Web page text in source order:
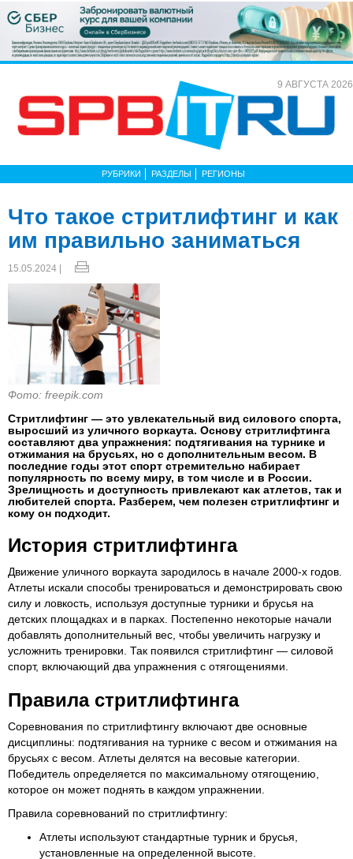
9 АВГУСТА 2026
РУБРИКИ РАЗДЕЛЫ РЕГИОНЫ
Что такое стритлифтинг и как
им правильно заниматься
15.05.2024 |
Фото: freepik.com
Стритлифтинг — это увлекательный вид силового спорта,
выросший из уличного воркаута. Основу стритлифтинга
составляют два упражнения: подтягивания на турнике и
отжимания на брусьях, но с дополнительным весом. В
последние годы этот спорт стремительно набирает
популярность по всему миру, в том числе и в России.
Зрелищность и доступность привлекают как атлетов, так и
любителей спорта. Разберем, чем полезен стритлифтинг и
кому он подходит.
История стритлифтинга
Движение уличного воркаута зародилось в начале 2000-х годов.
Атлеты искали способы тренироваться и демонстрировать свою
силу и ловкость, используя доступные турники и брусья на
детских площадках и в парках. Постепенно некоторые начали
добавлять дополнительный вес, чтобы увеличить нагрузку и
усложнить тренировки. Так появился стритлифтинг — силовой
спорт, включающий два упражнения с отягощениями.
Правила стритлифтинга
Соревнования по стритлифтингу включают две основные
дисциплины: подтягивания на турнике с весом и отжимания на
брусьях с весом. Атлеты делятся на весовые категории.
Победитель определяется по максимальному отягощению,
которое он может поднять в каждом упражнении.
Правила соревнований по стритлифтингу:
Атлеты используют стандартные турник и брусья,
установленные на определенной высоте.